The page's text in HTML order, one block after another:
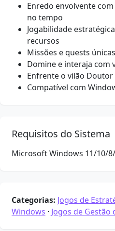
Enredo envolvente
no tempo
Jogabilidade
recursos
Missões e quests
Domine e interaja com
Enfrente o vilão Doutor
Compatível com
Requisitos do Sistema
Microsoft Windows 11/10/
Categorias: Jogos de
Windows · Jogos de Gestão